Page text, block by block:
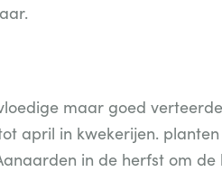
maar goed
april in kwekerijen.
in de herfst om